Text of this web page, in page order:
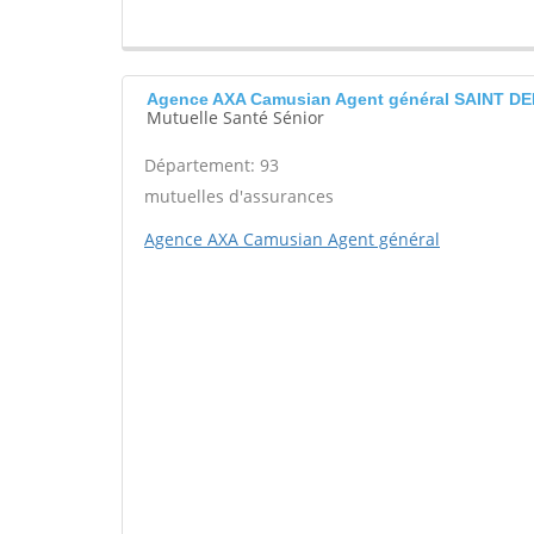
Agence AXA Camusian Agent général SAINT
Mutuelle Santé Sénior
Département: 93
mutuelles d'assurances
Agence AXA Camusian Agent général